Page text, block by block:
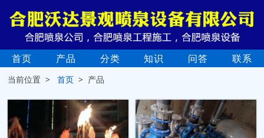
首页 产品 分类 知识 问答 联系
当前位置 >首页 > 产品